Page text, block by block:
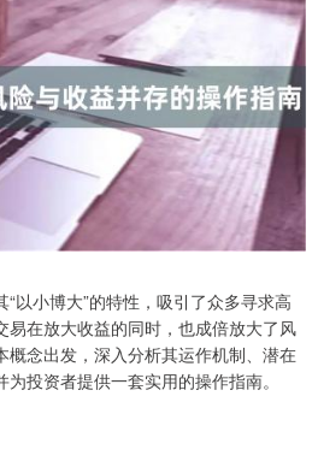
以小博大”的特性，吸引了众多寻求高
易在放大收益的同时，也成倍放大了风
概念出发，深入分析其运作机制、潜在
投资者提供一套实用的操作指南。